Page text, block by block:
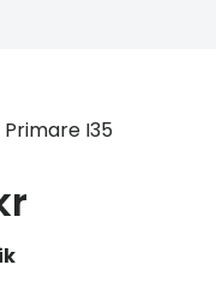
I35